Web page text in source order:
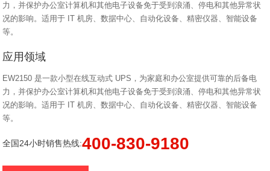
力，并保护办公室计算机和其他电子设备免于受到浪涌、停电和其他异常状
况的影响。适用于 IT 机房、数据中心、自动化设备、精密仪器、智能设备
等。
应用领域
EW2150 是一款小型在线互动式 UPS，为家庭和办公室提供可靠的后备电
力，并保护办公室计算机和其他电子设备免于受到浪涌、停电和其他异常状
况的影响。适用于 IT 机房、数据中心、自动化设备、精密仪器、智能设备
等。
全国24小时销售热线:400-830-9180